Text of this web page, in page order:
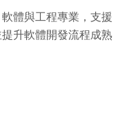
體與工程專業，支援
升軟體開發流程成熟